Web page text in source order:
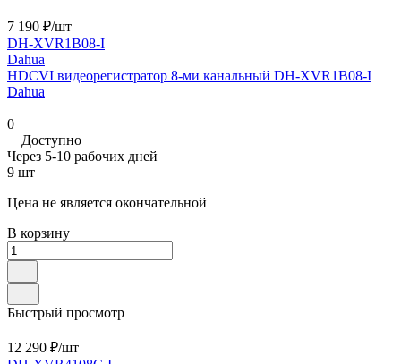
7 190 ₽/шт
DH-XVR1B08-I
Dahua
HDCVI видеорегистратор 8-ми канальный DH-XVR1B08-I
Dahua
0
Доступно
Через 5-10 рабочих дней
9 шт
Цена не является окончательной
В корзину
Быстрый просмотр
12 290 ₽/шт